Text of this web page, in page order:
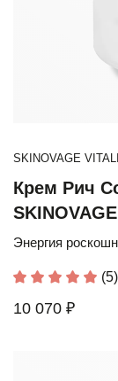
SKINOVAGE
Крем Рич
SKINOVAGE
Энергия
(5)
10 070 ₽